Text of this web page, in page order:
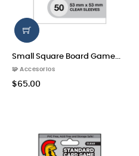
Small Square Board Game...
🧩 Accesorios
$65.00